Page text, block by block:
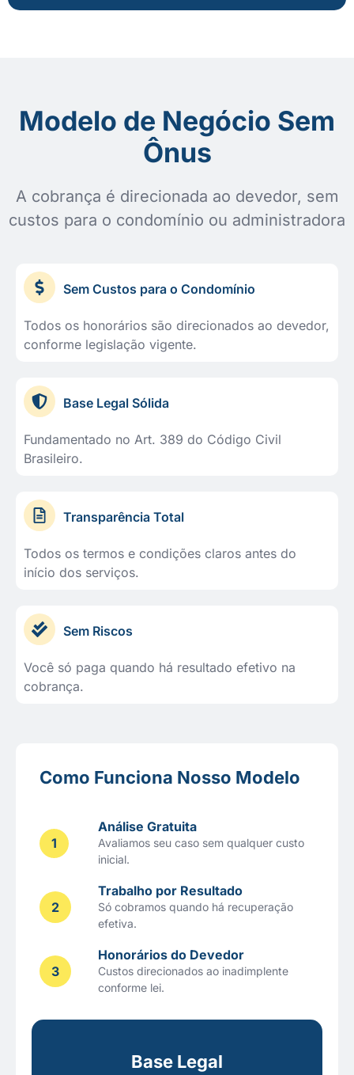
Modelo de Negócio Sem
Ônus
A cobrança é direcionada ao devedor, sem
custos para o condomínio ou administradora
Sem Custos para o Condomínio
Todos os honorários são direcionados ao devedor,
conforme legislação vigente.
Base Legal Sólida
Fundamentado no Art. 389 do Código Civil
Brasileiro.
Transparência Total
Todos os termos e condições claros antes do
início dos serviços.
Sem Riscos
Você só paga quando há resultado efetivo na
cobrança.
Como Funciona Nosso Modelo
1
Análise Gratuita
Avaliamos seu caso sem qualquer custo
inicial.
2
Trabalho por Resultado
Só cobramos quando há recuperação
efetiva.
3
Honorários do Devedor
Custos direcionados ao inadimplente
conforme lei.
Base Legal